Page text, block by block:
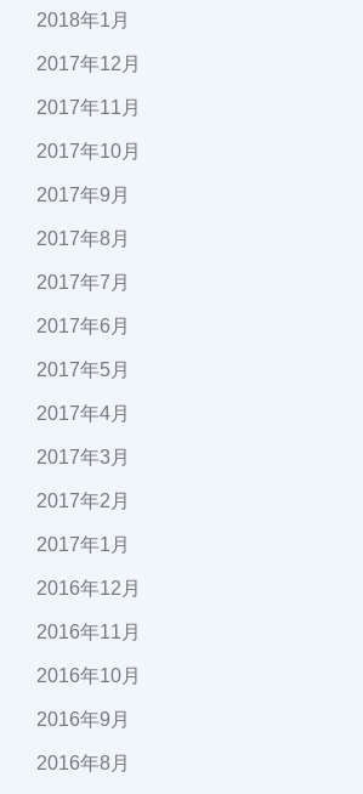
2018年1月
2017年12月
2017年11月
2017年10月
2017年9月
2017年8月
2017年7月
2017年6月
2017年5月
2017年4月
2017年3月
2017年2月
2017年1月
2016年12月
2016年11月
2016年10月
2016年9月
2016年8月